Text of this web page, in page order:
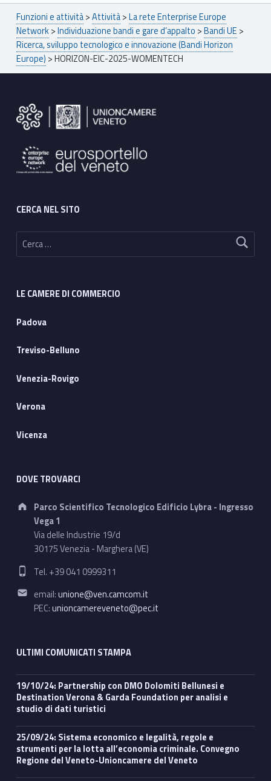
Breadcrumbs navigation
Funzioni e attività>Attività>La rete Enterprise Europe
Network>Individuazione bandi e gare d’appalto >Bandi UE >
Ricerca, sviluppo tecnologico e innovazione (Bandi Horizon
Europe) >HORIZON-EIC-2025-WOMENTECH
CERCA NEL SITO
Ricerca per:
LE CAMERE DI COMMERCIO
Padova
Treviso-Belluno
Venezia-Rovigo
Verona
Vicenza
DOVE TROVARCI
Address:
Parco Scientifico Tecnologico Edificio Lybra - Ingresso
Vega 1
Via delle Industrie 19/d
30175 Venezia - Marghera (VE)
Phone number:
Tel. +39 041 0999311
Email address:
email:unione@ven.camcom.it
PEC:unioncamereveneto@pec.it
ULTIMI COMUNICATI STAMPA
19/10/24: Partnership con DMO Dolomiti Bellunesi e
Destination Verona & Garda Foundation per analisi e
studio di dati turistici
25/09/24: Sistema economico e legalità, regole e
strumenti per la lotta all’economia criminale. Convegno
Regione del Veneto-Unioncamere del Veneto